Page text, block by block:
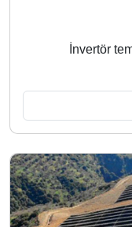
İnvertör